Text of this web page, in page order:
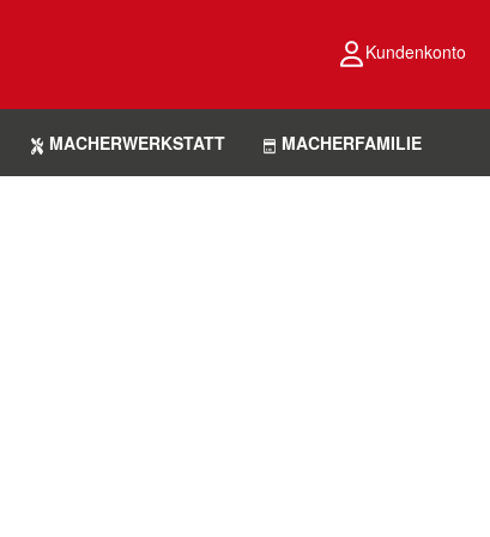
Kundenkonto
MACHERWERKSTATT MACHERFAMILIE